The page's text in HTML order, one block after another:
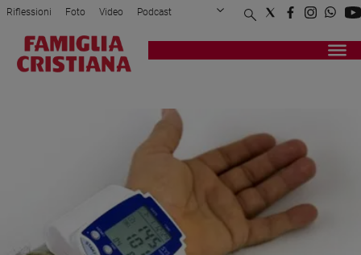
Attualità
Riflessioni Foto Video Podcast
Privacy Policy Chi siamo
Registrati Redazione